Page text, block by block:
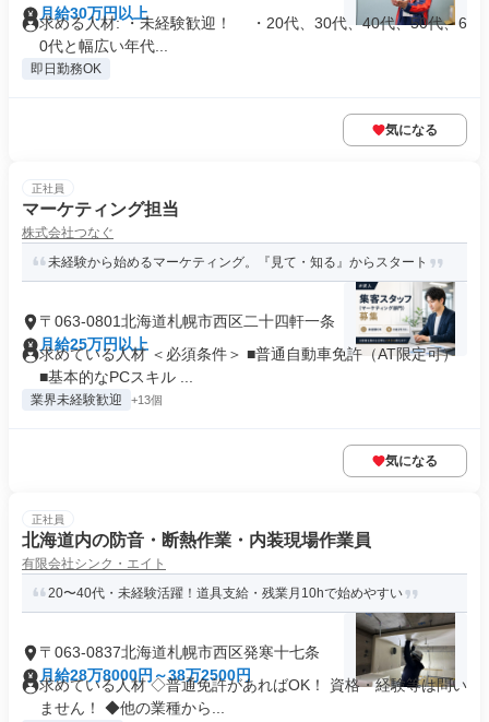
月給30万円以上
求める人材: ・未経験歓迎！ ・20代、30代、40代、50代、6
0代と幅広い年代...
即日勤務OK
気になる
正社員
マーケティング担当
株式会社つなぐ
未経験から始めるマーケティング。『見て・知る』からスタート
〒063-0801北海道札幌市西区二十四軒一条
月給25万円以上
求めている人材 ＜必須条件＞ ■普通自動車免許（AT限定可）
■基本的なPCスキル ...
業界未経験歓迎 +13個
気になる
正社員
北海道内の防音・断熱作業・内装現場作業員
有限会社シンク・エイト
20〜40代・未経験活躍！道具支給・残業月10hで始めやすい
〒063-0837北海道札幌市西区発寒十七条
月給28万8000円～38万2500円
求めている人材 ◇普通免許があればOK！ 資格・経験等は問い
ません！ ◆他の業種から...